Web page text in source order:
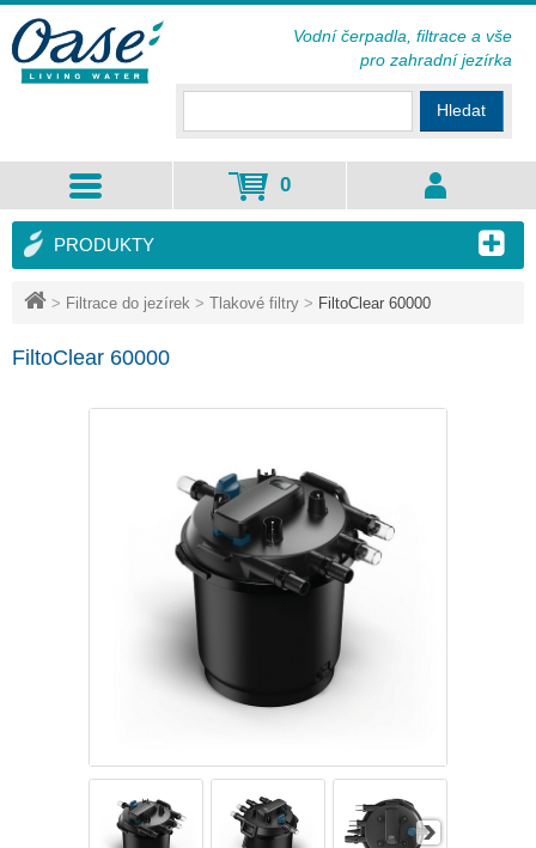
> Filtrace do jezírek > Tlakové filtry > FiltoClear 60000
FiltoClear 60000
PRODUKTY
Hledat
0
Vodní čerpadla, filtrace a vše
pro zahradní jezírka